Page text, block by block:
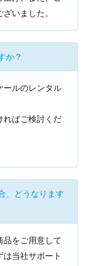
いました。
か？
ールのレンタル
ればご検討くだ
、どうなります
品をご用意して
当社サポート